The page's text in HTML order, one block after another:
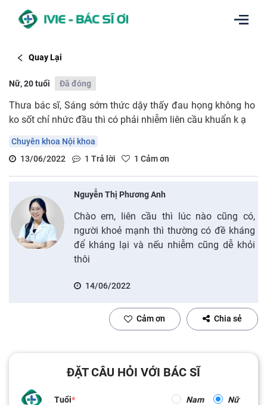
Quay Lại
Nữ, 20 tuổi Đã đóng
Thưa bác sĩ, Sáng sớm thức dậy thấy đau họng không ho
ko sốt chỉ nhức đầu thì có phải nhiễm liên cầu khuẩn k ạ
Chuyên khoa Nội khoa
13/06/2022
1 Trả lời 1 Cảm ơn
Nguyễn Thị Phương Anh
Chào em, liên cầu thì lúc nào cũng có,
người khoẻ mạnh thì thường có đề kháng
để kháng lại và nếu nhiễm cũng dễ khỏi
thôi
14/06/2022
Cảm ơn Chia sẻ
ĐẶT CÂU HỎI VỚI BÁC SĨ
Tuổi Nam Nữ